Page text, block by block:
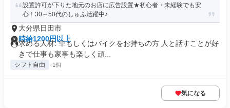
設置許可が下りた地元のお店に広告設置★初心者・未経験でも安
心！30～50代のしゅふ活躍中♪
大分県日田市
時給1200円以上
求める人材: 車もしくはバイクをお持ちの方 人と話すことが好
きで仕事も家事も楽しく頑...
シフト自由 +1個
気になる